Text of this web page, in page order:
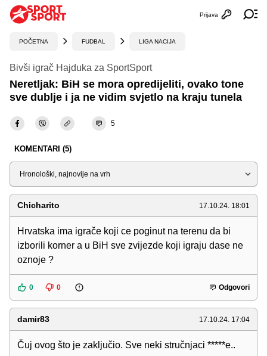
Otvori
Prijava
POČETNA FUDBAL LIGA NACIJA
Bivši igrač Hajduka za SportSport
Neretljak: BiH se mora opredijeliti, ovako tone
sve dublje i ja ne vidim svjetlo na kraju tunela
5
KOMENTARI (5)
Sortiraj
Chicharito 17.10.24. 18:01
Hrvatska ima igrače koji ce poginut na terenu da bi
izborili korner a u BiH sve zvijezde koji igraju dase ne
oznoje ?
0 0 Odgovori
damir83 17.10.24. 17:04
Čuj ovog što je zaključio. Sve neki stručnjaci *****e..